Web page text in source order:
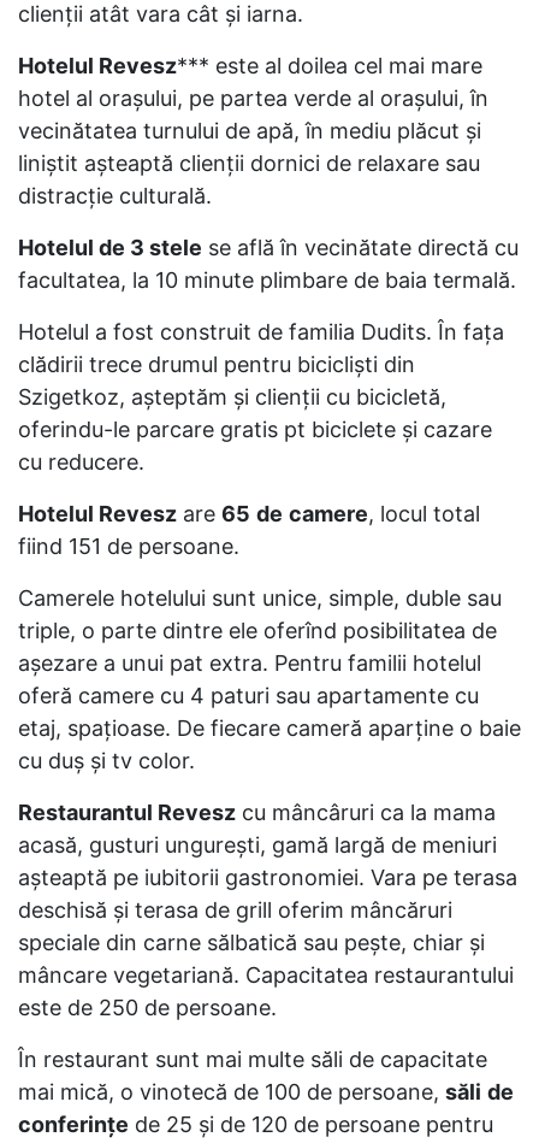
clienţii atât vara cât şi iarna.
Hotelul Revesz*** este al doilea cel mai mare
hotel al oraşului, pe partea verde al oraşului, în
vecinătatea turnului de apă, în mediu plăcut şi
liniştit aşteaptă clienţii dornici de relaxare sau
distracţie culturală.
Hotelul de 3 stele se află în vecinătate directă cu
facultatea, la 10 minute plimbare de baia termală.
Hotelul a fost construit de familia Dudits. În faţa
clădirii trece drumul pentru biciclişti din
Szigetkoz, aşteptăm şi clienţii cu bicicletă,
oferindu-le parcare gratis pt biciclete şi cazare
cu reducere.
Hotelul Revesz are 65 de camere, locul total
fiind 151 de persoane.
Camerele hotelului sunt unice, simple, duble sau
triple, o parte dintre ele oferînd posibilitatea de
aşezare a unui pat extra. Pentru familii hotelul
oferă camere cu 4 paturi sau apartamente cu
etaj, spaţioase. De fiecare cameră aparţine o baie
cu duş şi tv color.
Restaurantul Revesz cu mâncâruri ca la mama
acasă, gusturi ungureşti, gamă largă de meniuri
aşteaptă pe iubitorii gastronomiei. Vara pe terasa
deschisă şi terasa de grill oferim mâncăruri
speciale din carne sălbatică sau peşte, chiar şi
mâncare vegetariană. Capacitatea restaurantului
este de 250 de persoane.
În restaurant sunt mai multe săli de capacitate
mai mică, o vinotecă de 100 de persoane, săli de
conferinţe de 25 şi de 120 de persoane pentru